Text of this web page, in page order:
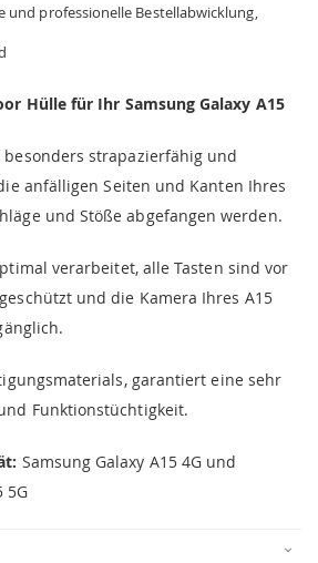
und professionelle Bestellabwicklung,
Hülle für Ihr Samsung Galaxy A15
besonders strapazierfähig und
anfälligen Seiten und Kanten Ihres
und Stöße abgefangen werden.
verarbeitet, alle Tasten sind vor
und die Kamera Ihres A15
garantiert eine sehr
Funktionstüchtigkeit.
Samsung Galaxy A15 4G und
5G